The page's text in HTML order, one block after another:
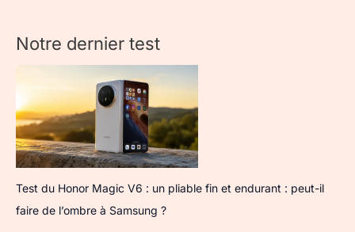
Notre dernier test
Test du Honor Magic V6 : un pliable fin et endurant : peut-il
faire de l’ombre à Samsung ?